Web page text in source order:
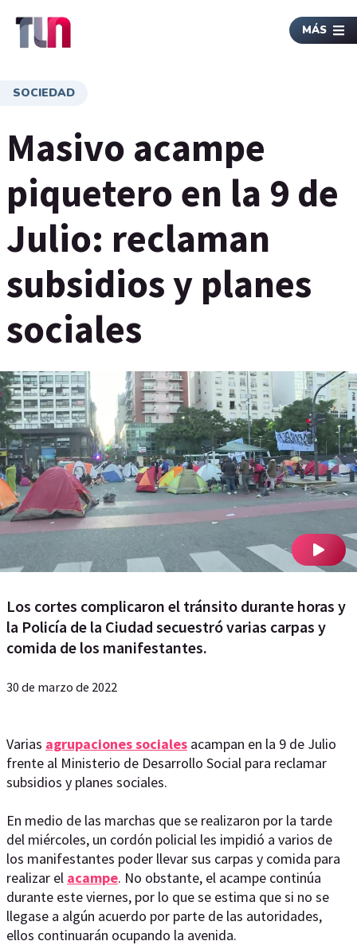
MÁS
SOCIEDAD
Masivo acampe
piquetero en la 9 de
Julio: reclaman
subsidios y planes
sociales
Los cortes complicaron el tránsito durante horas y
la Policía de la Ciudad secuestró varias carpas y
comida de los manifestantes.
30 de marzo de 2022
Varias agrupaciones sociales acampan en la 9 de Julio
frente al Ministerio de Desarrollo Social para reclamar
subsidios y planes sociales.
En medio de las marchas que se realizaron por la tarde
del miércoles, un cordón policial les impidió a varios de
los manifestantes poder llevar sus carpas y comida para
realizar el acampe. No obstante, el acampe continúa
durante este viernes, por lo que se estima que si no se
llegase a algún acuerdo por parte de las autoridades,
ellos continuarán ocupando la avenida.